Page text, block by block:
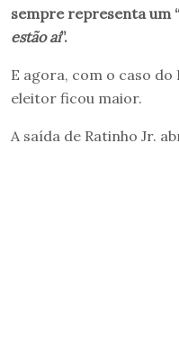
sempre representa um “
estão aí”.
E agora, com o caso do
eleitor ficou maior.
A saída de Ratinho Jr.